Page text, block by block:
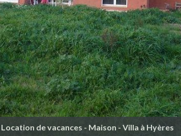
Location de vacances - Maison - Villa à Hyères